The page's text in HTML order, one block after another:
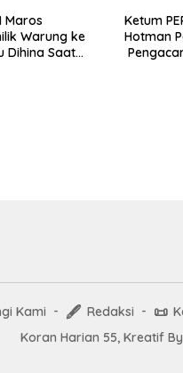
Maros
Warung ke
Dihina Saat
Ketum
Hotman
Kami 🖋️ Redaksi 📜
Koran Harian 55, Kreatif